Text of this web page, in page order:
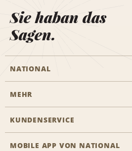
Sie haban das
Sagen.
NATIONAL
Eine Reservierung vornehmen
Das Business Rental Programm
MEHR
Karriere
KUNDENSERVICE
Barrierefreiheit
MOBILE APP VON NATIONAL